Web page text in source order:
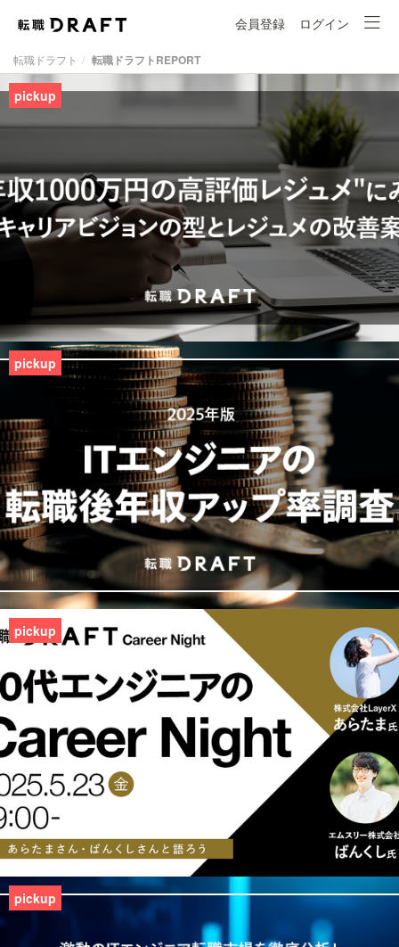
会員登録 ログイン
転職ドラフト 転職ドラフトREPORT
pickup
pickup
pickup
pickup